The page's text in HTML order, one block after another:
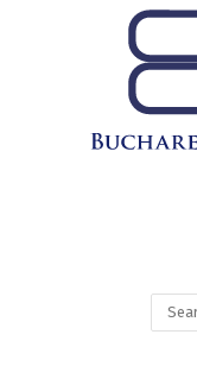
Search
for: